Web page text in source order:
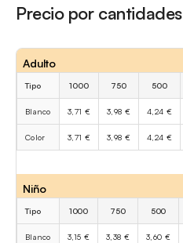
Precio por cantidades
Adulto
Tipo 1000 750 500
Blanco 3,71 € 3,98 € 4,24 €
Color 3,71 € 3,98 € 4,24 €
Niño
Tipo 1000 750 500
Blanco 3,15 € 3,38 € 3,60 €